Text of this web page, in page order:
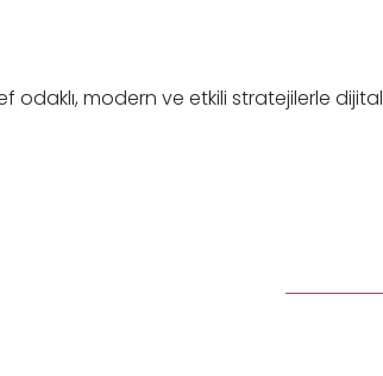
odaklı, modern ve etkili stratejilerle dijital